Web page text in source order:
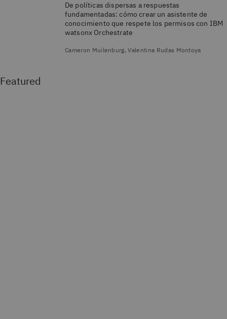
De políticas dispersas a respuestas
fundamentadas: cómo crear un asistente de
conocimiento que respete los permisos con IBM
watsonx Orchestrate
Cameron Muilenburg, Valentina Rudas Montoya
Featured